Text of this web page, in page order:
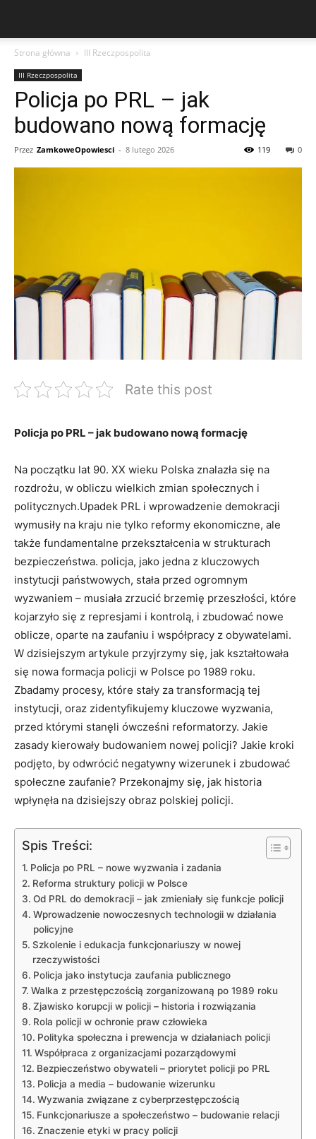
Strona główna III Rzeczpospolita
III Rzeczpospolita
Policja po PRL – jak
budowano nową formację
Przez ZamkoweOpowiesci - 8 lutego 2026 0
119
Rate this post
Policja po PRL – jak budowano nową ⁤formację
Na początku lat 90. XX ⁤wieku Polska znalazła się‌ na
rozdrożu, w obliczu​ wielkich‍ zmian społecznych i
politycznych.Upadek PRL i wprowadzenie demokracji
wymusiły ​na kraju⁣ nie tylko reformy ‌ekonomiczne, ale
także fundamentalne przekształcenia w strukturach
bezpieczeństwa. ⁣policja, ‍jako jedna z kluczowych
instytucji państwowych, stała przed ogromnym
wyzwaniem – musiała⁣ zrzucić ⁤brzemię przeszłości,‌ które
kojarzyło się z represjami i‍ kontrolą, i zbudować nowe
oblicze, oparte na zaufaniu⁣ i współpracy ⁢z obywatelami.
W dzisiejszym artykule przyjrzymy⁢ się, jak kształtowała
się ‍nowa formacja ⁤policji w Polsce po 1989 roku.
Zbadamy procesy, które stały za transformacją tej​
instytucji, oraz zidentyfikujemy kluczowe wyzwania,
przed⁢ którymi stanęli ​ówcześni reformatorzy.⁣ Jakie
zasady kierowały budowaniem nowej policji?⁢ Jakie​ kroki
⁣podjęto, by odwrócić negatywny wizerunek⁢ i zbudować‌
społeczne zaufanie? Przekonajmy się, jak⁣ historia
‌wpłynęła na dzisiejszy⁤ obraz polskiej policji.
Spis Treści:
Policja po PRL – nowe wyzwania i⁤ zadania
Reforma struktury policji w Polsce
Od PRL‌ do ‌demokracji – jak zmieniały się ‌funkcje policji
Wprowadzenie nowoczesnych technologii ‍w ⁢działania
policyjne
Szkolenie ‍i edukacja funkcjonariuszy w nowej
rzeczywistości
Policja jako‍ instytucja zaufania publicznego
Walka⁤ z przestępczością ‍zorganizowaną po⁤ 1989⁣ roku
Zjawisko korupcji w‌ policji – ‍historia i​ rozwiązania
Rola policji w ochronie praw człowieka
Polityka⁤ społeczna i ​prewencja w‌ działaniach policji
Współpraca z organizacjami ⁣pozarządowymi
Bezpieczeństwo ⁢obywateli – ⁤priorytet⁢ policji po PRL
Policja ⁣a⁣ media‌ – budowanie wizerunku
Wyzwania związane z cyberprzestępczością
Funkcjonariusze a społeczeństwo – budowanie relacji
Znaczenie etyki ⁤w pracy policji